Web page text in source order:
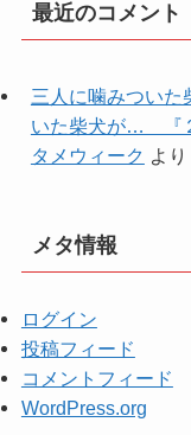
最近のコメント
三人に噛みついた
いた柴犬が… 『
タメウィーク より
メタ情報
ログイン
投稿フィード
コメントフィード
WordPress.org